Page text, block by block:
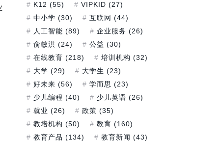
K12 (55) VIPKID (27)
中小学 (30) 互联网 (44)
人工智能 (89) 企业服务 (26)
俞敏洪 (24) 公益 (30)
在线教育 (218) 培训机构 (32)
大学 (29) 大学生 (23)
好未来 (56) 学而思 (23)
少儿编程 (40) 少儿英语 (26)
就业 (26) 政策 (35)
教培机构 (50) 教育 (160)
教育产品 (134) 教育新闻 (43)